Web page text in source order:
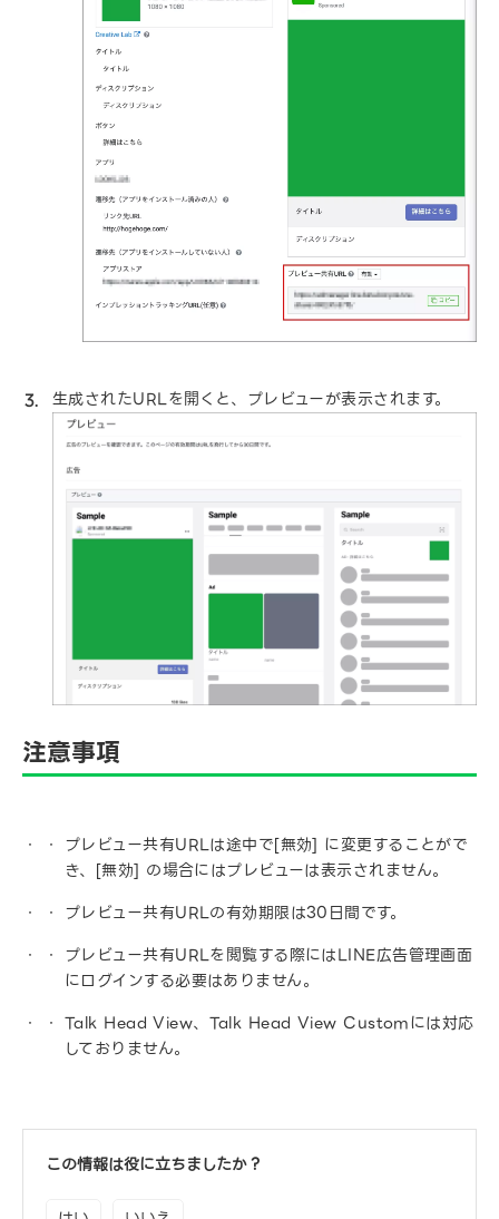
生成されたURLを開くと、プレビューが表示されます。
注意事項
プレビュー共有URLは途中で[無効] に変更することがで
き、[無効] の場合にはプレビューは表示されません。
プレビュー共有URLの有効期限は30日間です。
プレビュー共有URLを閲覧する際にはLINE広告管理画面
にログインする必要はありません。
Talk Head View、Talk Head View Customには対応
しておりません。
この情報は役に立ちましたか？